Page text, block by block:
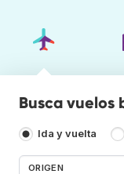
Busca vuelos
Ida y vuelta
ORIGEN